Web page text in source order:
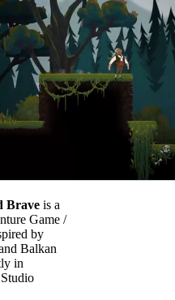
Brave is a
Game /
by
Balkan
in